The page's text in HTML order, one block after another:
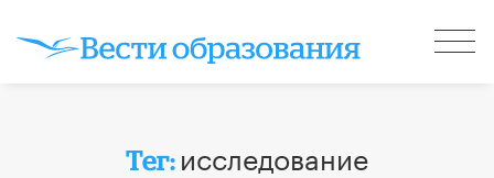
Тег: исследование